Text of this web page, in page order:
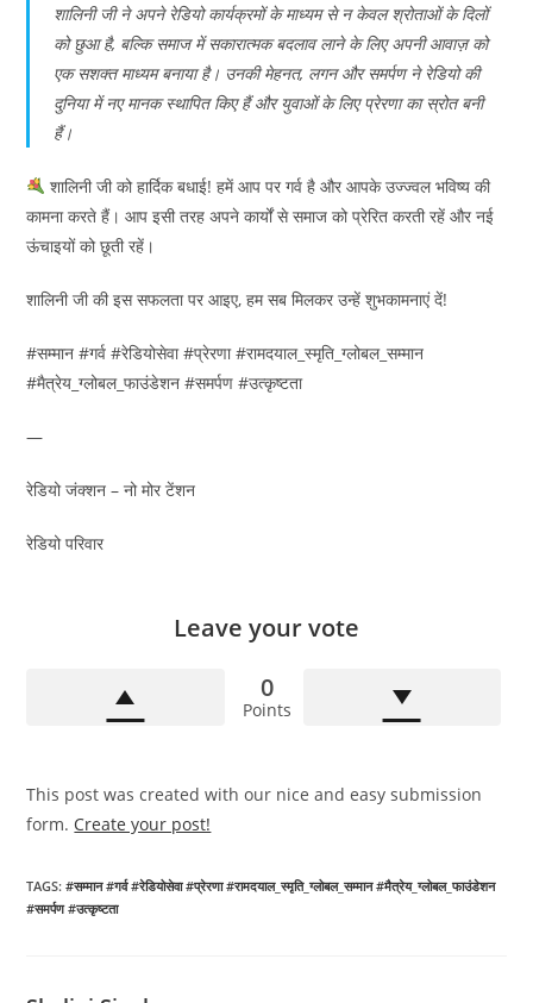
शालिनी जी ने अपने रेडियो कार्यक्रमों के माध्यम से न केवल श्रोताओं के दिलों
को छुआ है, बल्कि समाज में सकारात्मक बदलाव लाने के लिए अपनी आवाज़ को
एक सशक्त माध्यम बनाया है। उनकी मेहनत, लगन और समर्पण ने रेडियो की
दुनिया में नए मानक स्थापित किए हैं और युवाओं के लिए प्रेरणा का स्रोत बनी
हैं।
शालिनी जी को हार्दिक बधाई! हमें आप पर गर्व है और आपके उज्ज्वल भविष्य की
कामना करते हैं। आप इसी तरह अपने कार्यों से समाज को प्रेरित करती रहें और नई
ऊंचाइयों को छूती रहें।
शालिनी जी की इस सफलता पर आइए, हम सब मिलकर उन्हें शुभकामनाएं दें!
#सम्मान #गर्व #रेडियोसेवा #प्रेरणा #रामदयाल_स्मृति_ग्लोबल_सम्मान
#मैत्रेय_ग्लोबल_फाउंडेशन #समर्पण #उत्कृष्टता
—
रेडियो जंक्शन – नो मोर टेंशन
रेडियो परिवार
Leave your vote
0
Points
This post was created with our nice and easy submission
form. Create your post!
TAGS:#सम्मान #गर्व #रेडियोसेवा #प्रेरणा #रामदयाल_स्मृति_ग्लोबल_सम्मान #मैत्रेय_ग्लोबल_फाउंडेशन
#समर्पण #उत्कृष्टता